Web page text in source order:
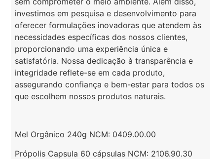
investimos em pesquisa e desenvolvimento para
oferecer formulações inovadoras que atendem às
necessidades específicas dos nossos clientes,
proporcionando uma experiência única e
satisfatória. Nossa dedicação à transparência e
integridade reflete-se em cada produto,
assegurando confiança e bem-estar para todos os
que escolhem nossos produtos naturais.
Mel Orgânico 240g NCM: 0409.00.00
Própolis Capsula 60 cápsulas NCM: 2106.90.30